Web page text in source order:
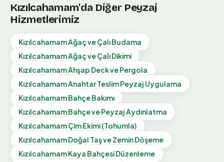
Kızılcahamam'da Diğer Peyzaj
Hizmetlerimiz
KızılcahamamAğaç ve Çalı Budama
KızılcahamamAğaç ve Çalı Dikimi
KızılcahamamAhşap Deck ve Pergola
KızılcahamamAnahtar Teslim Peyzaj Uygulama
KızılcahamamBahçe Bakımı
KızılcahamamBahçe ve Peyzaj Aydınlatma
KızılcahamamÇim Ekimi (Tohumla)
KızılcahamamDoğal Taş ve Zemin Döşeme
KızılcahamamKaya Bahçesi Düzenleme